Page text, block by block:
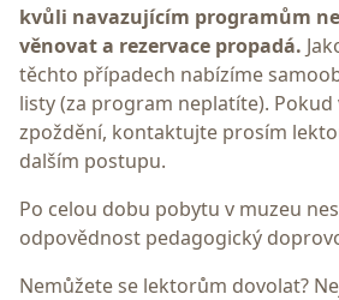
kvůli navazujícím programům
věnovat a rezervace propadá.
těchto případech nabízíme
listy (za program neplatíte).
zpoždění, kontaktujte prosím
dalším postupu.
Po celou dobu pobytu v muzeu
odpovědnost pedagogický
Nemůžete se lektorům dovolat?